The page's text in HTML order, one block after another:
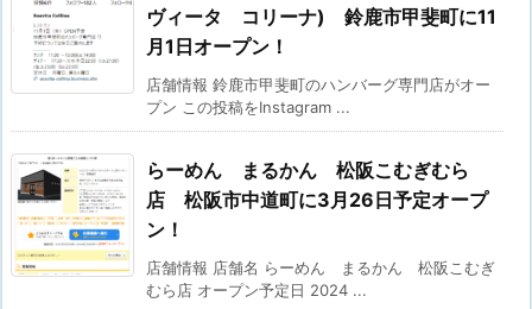
ヴィータ コリーナ) 鈴鹿市甲斐町に11
月1日オープン！
店舗情報 鈴鹿市甲斐町のハンバーグ専門店がオー
プン この投稿をInstagram ...
らーめん まるかん 松阪こむぎむら
店 松阪市中道町に3月26日予定オープ
ン！
店舗情報 店舗名 らーめん まるかん 松阪こむぎ
むら店 オープン予定日 2024 ...